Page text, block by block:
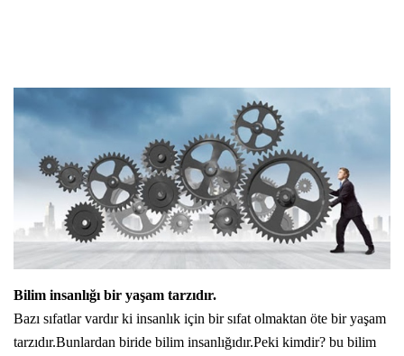
Bilim insanlığı bir yaşam tarzıdır.
Bazı sıfatlar vardır ki insanlık için bir sıfat olmaktan öte bir yaşam
tarzıdır.Bunlardan biride bilim insanlığıdır.Peki kimdir? bu bilim